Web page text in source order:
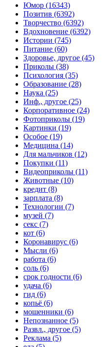
Юмор (16343)
Позитив (6392)
Творчество (6392)
Вдохновение (6392)
Истории (745)
Питание (60)
Здоровье, другое (45)
Приколы (38)
Психология (35)
Образование (28)
Наука (25)
Инф., другое (25)
Корпоративное (24)
Фотоприколы (19)
Картинки (19)
Особое (19)
Медицина (14)
Для мальчиков (12)
Покупки (11)
Видеоприколы (11)
Животные (10)
кредит (8)
зарплата (8)
Технологии (7)
музей (7)
секс (7)
кот (6)
Коронавирус (6)
Мысли (6)
работа (6)
соль (6)
срок годности (6)
удача (6)
гид (6)
копьё (6)
мошенники (6)
Непознанное (5)
Развл., другое (5)
Реклама (5)